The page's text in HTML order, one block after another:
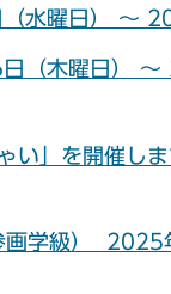
水曜日） ～
（木曜日）
い」を開催
画学級）